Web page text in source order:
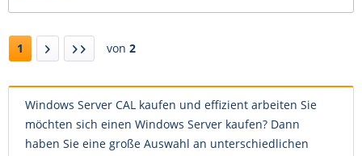
1 von 2
Windows Server CAL kaufen und effizient arbeiten Sie
möchten sich einen Windows Server kaufen? Dann
haben Sie eine große Auswahl an unterschiedlichen